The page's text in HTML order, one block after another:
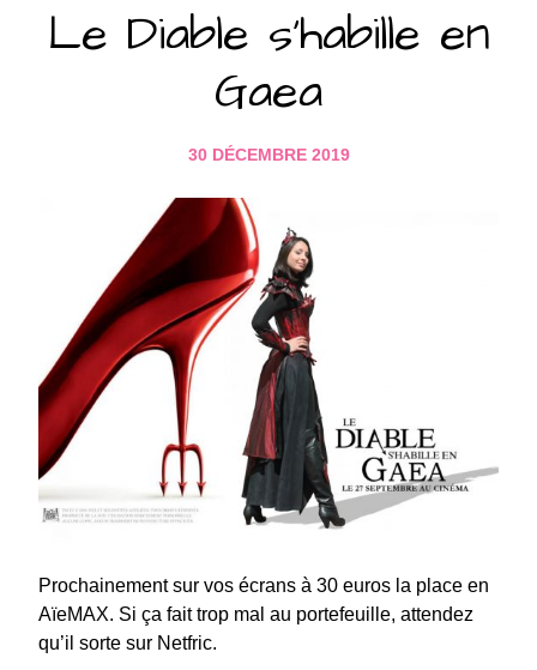
Le Diable s’habille en
Gaea
30 DÉCEMBRE 2019
Prochainement sur vos écrans à 30 euros la place en
AïeMAX. Si ça fait trop mal au portefeuille, attendez
qu’il sorte sur Netfric.